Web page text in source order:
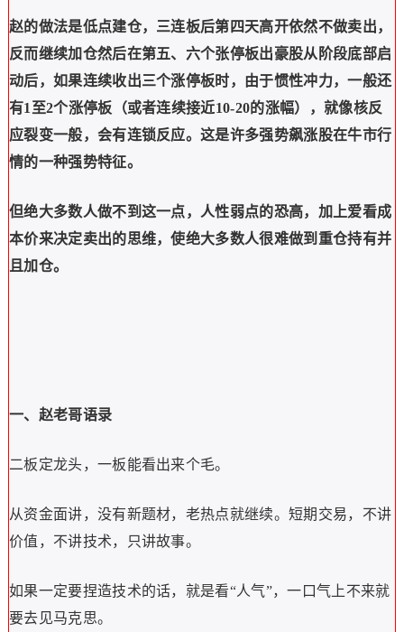
赵的做法是低点建仓，三连板后第四天高开依然不做卖出，
反而继续加仓然后在第五、六个张停板出豪股从阶段底部启
动后，如果连续收出三个涨停板时，由于惯性冲力，一般还
有1至2个涨停板（或者连续接近10-20的涨幅），就像核反
应裂变一般，会有连锁反应。这是许多强势飙涨股在牛市行
情的一种强势特征。
但绝大多数人做不到这一点，人性弱点的恐高，加上爱看成
本价来决定卖出的思维，使绝大多数人很难做到重仓持有并
且加仓。
一、赵老哥语录
二板定龙头，一板能看出来个毛。
从资金面讲，没有新题材，老热点就继续。短期交易，不讲
价值，不讲技术，只讲故事。
如果一定要捏造技术的话，就是看“人气”，一口气上不来就
要去见马克思。